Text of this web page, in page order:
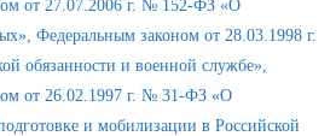
от 27.07.2006 г. № 152-ФЗ «О
Федеральным законом от 28.03.1998 г.
обязанности и военной службе»,
от 26.02.1997 г. № 31-ФЗ «О
и мобилизации в Российской